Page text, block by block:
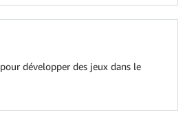
développer des jeux dans le